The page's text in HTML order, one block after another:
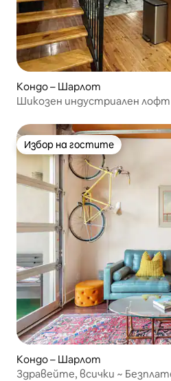
Кондо – Шарлот
Шикозен индустриален
Избор на гостите
Избор на гостите
Кондо – Шарлот
Здравейте, всички ~